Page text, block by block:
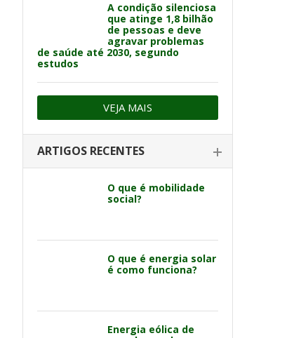
A condição silenciosa
que atinge 1,8 bilhão
de pessoas e deve
agravar problemas
de saúde até 2030, segundo
estudos
VEJA MAIS
ARTIGOS RECENTES
O que é mobilidade
social?
O que é energia solar
é como funciona?
Energia eólica de